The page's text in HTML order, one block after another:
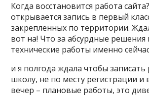
Когда восстановится работа
открывается запись в первый
закрепленных по территории.
вот на! Что за абсурдные
технические работы именно
и я полгода ждала чтобы записать
школу, не по месту регистрации и
вечер – плановые работы, это